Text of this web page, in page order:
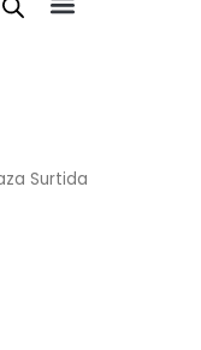
Surtida